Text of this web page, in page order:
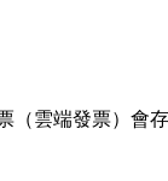
（雲端發票）會